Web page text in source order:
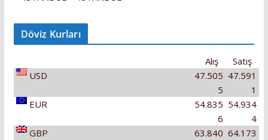
Döviz Kurları
Satış
Alış
USD
47.591
1
47.505
5
EUR
54.934
4
54.835
6
GBP
64.173
63.840